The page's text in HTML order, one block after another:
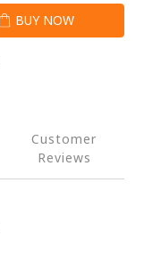
BUY NOW
Customer
Reviews